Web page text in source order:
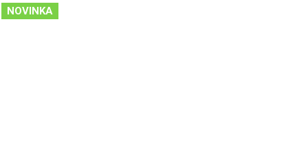
NOVINKA